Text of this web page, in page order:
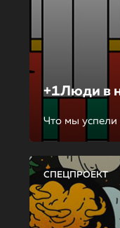
+1Люди в
Что мы успели
СПЕЦПРОЕКТ